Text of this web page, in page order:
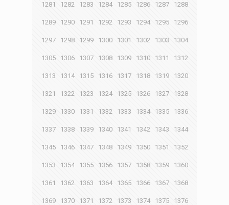
1281 1282 1283 1284 1285 1286 1287 1288
1289 1290 1291 1292 1293 1294 1295 1296
1297 1298 1299 1300 1301 1302 1303 1304
1305 1306 1307 1308 1309 1310 1311 1312
1313 1314 1315 1316 1317 1318 1319 1320
1321 1322 1323 1324 1325 1326 1327 1328
1329 1330 1331 1332 1333 1334 1335 1336
1337 1338 1339 1340 1341 1342 1343 1344
1345 1346 1347 1348 1349 1350 1351 1352
1353 1354 1355 1356 1357 1358 1359 1360
1361 1362 1363 1364 1365 1366 1367 1368
1369 1370 1371 1372 1373 1374 1375 1376